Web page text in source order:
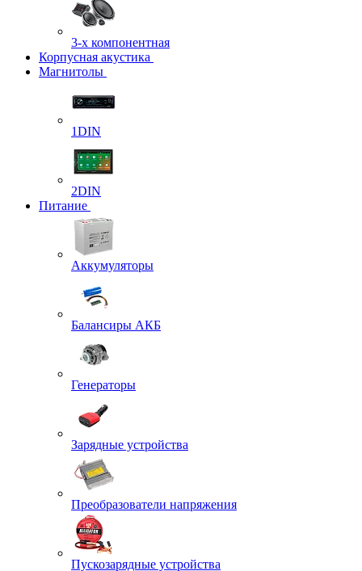
3-х компонентная
Корпусная акустика
Магнитолы
1DIN
2DIN
Питание
Аккумуляторы
Балансиры АКБ
Генераторы
Зарядные устройства
Преобразователи напряжения
Пускозарядные устройства